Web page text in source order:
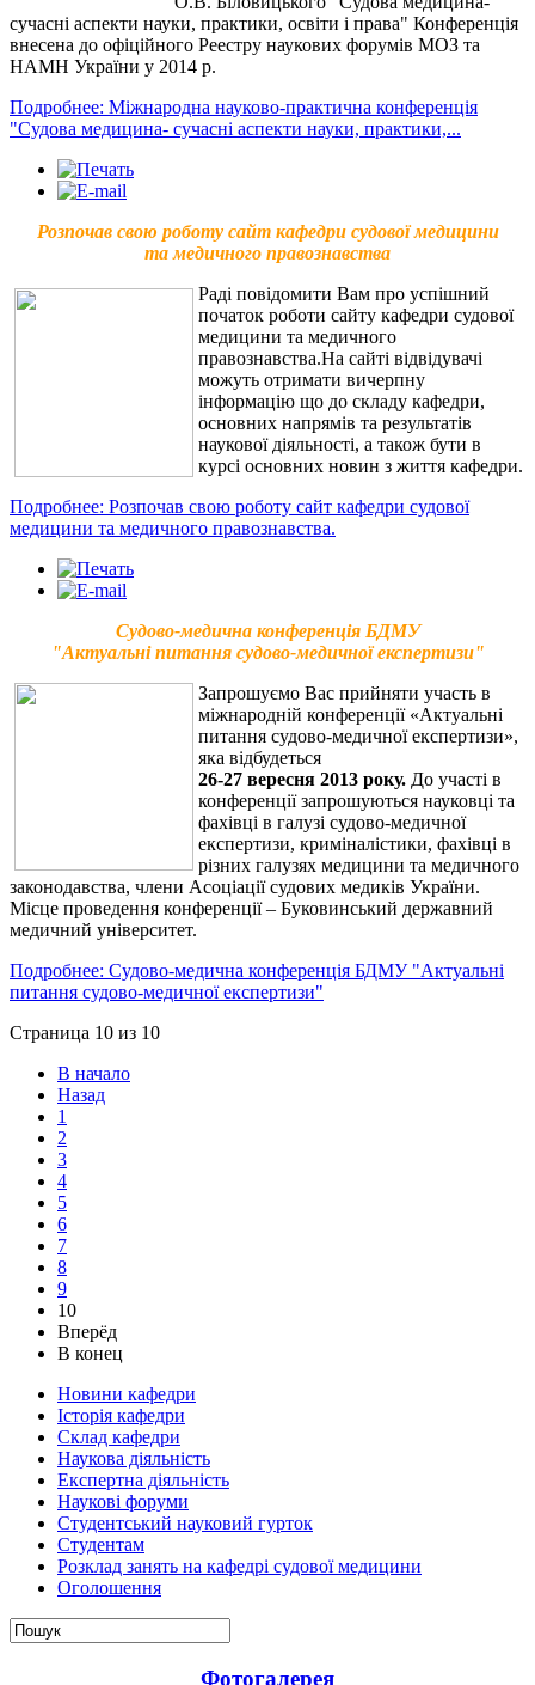
сучасні аспекти науки, практики, освіти і права" Конференція
внесена до офіційного Реестру наукових форумів МОЗ та
НАМН України у 2014 р.
Подробнее: Міжнародна науково-практична конференція
"Судова медицина- сучасні аспекти науки, практики,...
Розпочав свою роботу сайт кафедри судової медицини
та медичного правознавства
Раді повідомити Вам про успішний
початок роботи сайту кафедри судової
медицини та медичного
правознавства.На сайті відвідувачі
можуть отримати вичерпну
інформацію що до складу кафедри,
основних напрямів та результатів
наукової діяльності, а також бути в
курсі основних новин з життя кафедри.
Подробнее: Розпочав свою роботу сайт кафедри судової
медицини та медичного правознавства.
Судово-медична конференція БДМУ
"Актуальні питання судово-медичної експертизи"
Запрошуємо Вас прийняти участь в
міжнародній конференції «Актуальні
питання судово-медичної експертизи»,
яка відбудеться
26-27 вересня 2013 року. До участі в
конференції запрошуються науковці та
фахівці в галузі судово-медичної
експертизи, криміналістики, фахівці в
різних галузях медицини та медичного
законодавства, члени Асоціації судових медиків України.
Місце проведення конференції – Буковинський державний
медичний університет.
Подробнее: Судово-медична конференція БДМУ "Актуальні
питання судово-медичної експертизи"
Страница 10 из 10
В начало
Назад
1
2
3
4
5
6
7
8
9
10
Вперёд
В конец
Новини кафедри
Історія кафедри
Склад кафедри
Наукова діяльність
Експертна діяльність
Наукові форуми
Студентський науковий гурток
Студентам
Розклад занять на кафедрі судової медицини
Оголошення
Фотогалерея